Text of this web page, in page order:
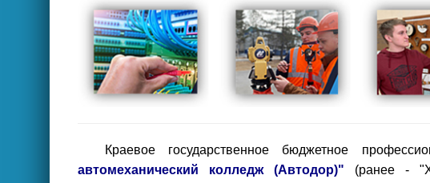
Краевое государственное бюджетное
автомеханический колледж (Автодор)" (ранее -